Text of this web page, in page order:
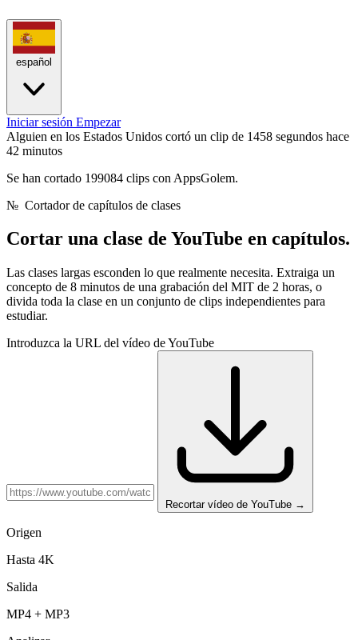
español
Iniciar sesión Empezar
Alguien en los Estados Unidos cortó un clip de 1458 segundos hace
42 minutos
Se han cortado 199084 clips con AppsGolem.
№ Cortador de capítulos de clases
Cortar una clase de YouTube en capítulos.
Las clases largas esconden lo que realmente necesita. Extraiga un
concepto de 8 minutos de una grabación del MIT de 2 horas, o
divida toda la clase en un conjunto de clips independientes para
estudiar.
Introduzca la URL del vídeo de YouTube
Recortar vídeo de YouTube →
Origen
Hasta 4K
Salida
MP4 + MP3